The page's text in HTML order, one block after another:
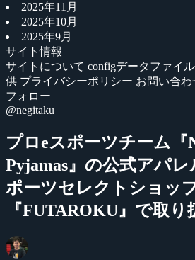
2025年11月
2025年10月
2025年9月
サイト情報
サイトについて configデータファイル
供 プライバシーポリシー お問い合わ
フォロー
@negitaku
プロeスポーツチーム『
Pyjamas』の公式アパレ
ポーツセレクトショッ
『FUTAROKU』で取り